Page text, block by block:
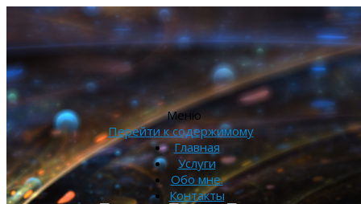
Меню
Перейти к содержимому
Главная
Услуги
Обо мне.
Контакты